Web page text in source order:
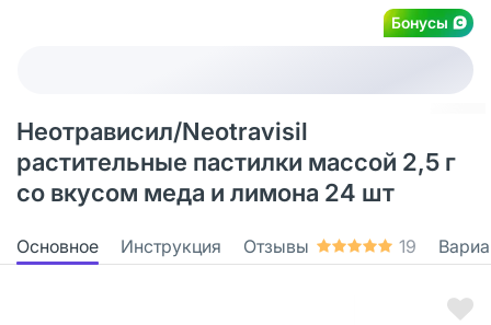
Бонусы
Неотрависил/Neotravisil
растительные пастилки массой 2,5 г
со вкусом меда и лимона 24 шт
Основное Инструкция Отзывы 19